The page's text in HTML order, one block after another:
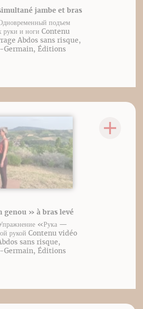
jambe et bras
подъем
руки и ноги Contenu
Abdos sans risque,
Germain, Éditions
genou » à bras levé
«Рука —
рукой Contenu vidéo
sans risque,
Germain, Éditions